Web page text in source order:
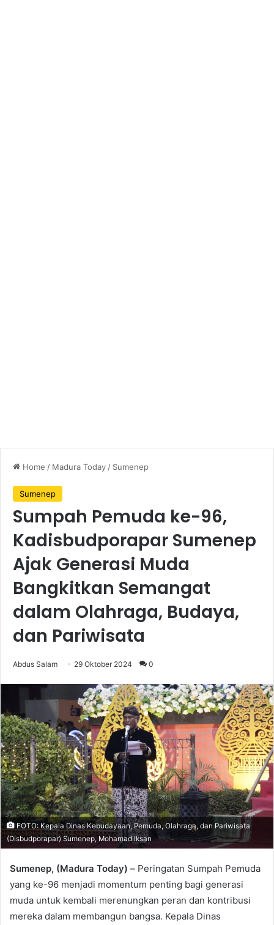
Home / Madura Today / Sumenep
Sumenep
Sumpah Pemuda ke-96,
Kadisbudporapar Sumenep
Ajak Generasi Muda
Bangkitkan Semangat
dalam Olahraga, Budaya,
dan Pariwisata
Abdus Salam 29 Oktober 2024 0
FOTO: Kepala Dinas Kebudayaan, Pemuda, Olahraga, dan Pariwisata
(Disbudporapar) Sumenep, Mohamad Iksan
Sumenep, (Madura Today) – Peringatan Sumpah Pemuda
yang ke-96 menjadi momentum penting bagi generasi
muda untuk kembali merenungkan peran dan kontribusi
mereka dalam membangun bangsa. Kepala Dinas